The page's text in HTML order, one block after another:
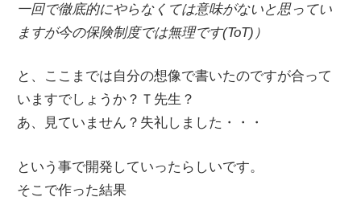
一回で徹底的にやらなくては意味がないと思ってい
ますが今の保険制度では無理です(ToT)）
と、ここまでは自分の想像で書いたのですが合って
いますでしょうか？Ｔ先生？
あ、見ていません？失礼しました・・・
という事で開発していったらしいです。
そこで作った結果